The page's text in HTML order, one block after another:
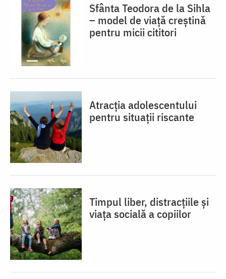
Sfânta Teodora de la Sihla
– model de viaţă creştină
pentru micii cititori
Atracția adolescentului
pentru situații riscante
Timpul liber, distracțiile și
viața socială a copiilor